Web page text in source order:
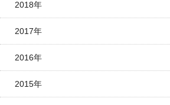
2018年
2017年
2016年
2015年